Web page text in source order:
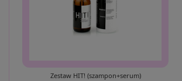
Zestaw HIT! (szampon+serum)